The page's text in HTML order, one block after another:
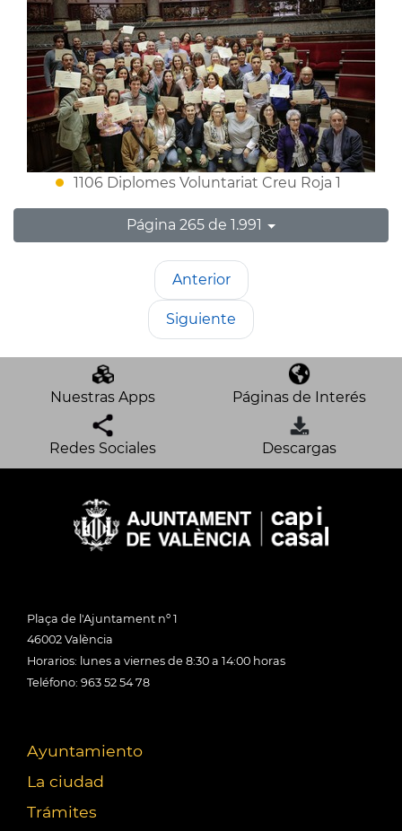
1106 Diplomes Voluntariat Creu Roja 1
Página 265 de 1.991
Anterior
Siguiente
Nuestras Apps Páginas de Interés
Redes Sociales Descargas
Plaça de l'Ajuntament nº 1
46002 València
Horarios: lunes a viernes de 8:30 a 14:00 horas
Teléfono: 963 52 54 78
Ayuntamiento
La ciudad
Trámites